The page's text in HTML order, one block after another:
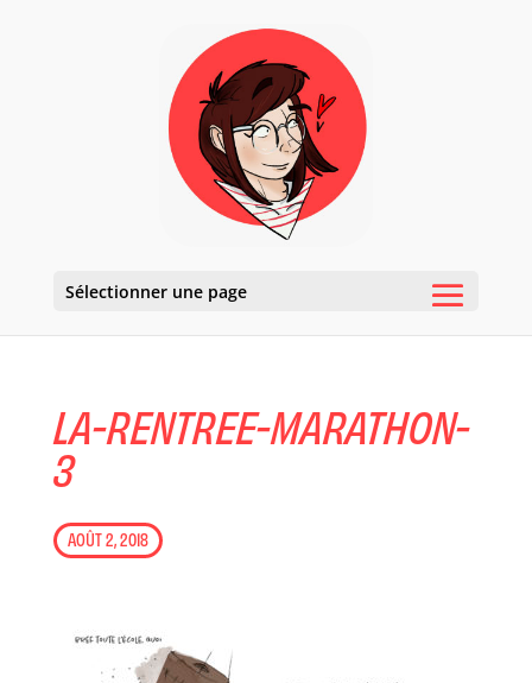
Sélectionner une page
LA-RENTREE-MARATHON-
3
AOÛT 2, 2018